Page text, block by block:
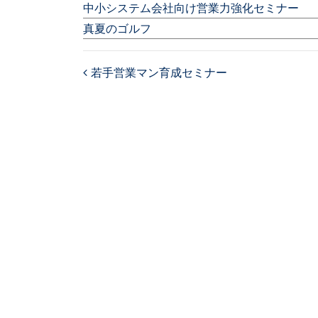
中小システム会社向け営業力強化セミナー
真夏のゴルフ
若手営業マン育成セミナー